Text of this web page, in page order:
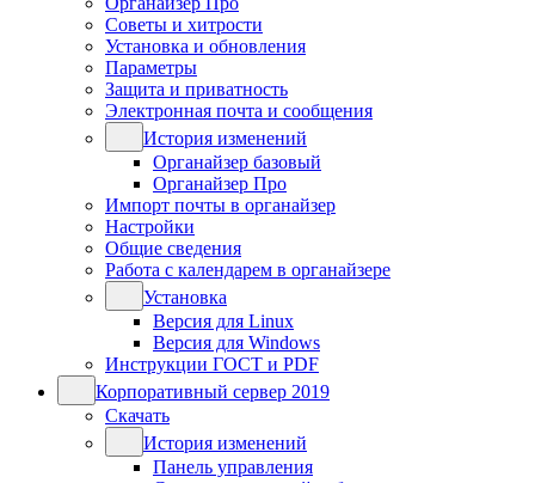
Советы и хитрости
Установка и обновления
Параметры
Защита и приватность
Электронная почта и сообщения
История изменений
Органайзер базовый
Органайзер Про
Импорт почты в органайзер
Настройки
Общие сведения
Работа с календарем в органайзере
Установка
Версия для Linux
Версия для Windows
Инструкции ГОСТ и PDF
Корпоративный сервер 2019
Скачать
История изменений
Панель управления